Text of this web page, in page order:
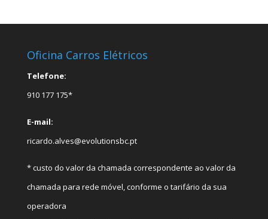
Oficina Carros Elétricos
Telefone:
910 177 175*
E-mail:
ricardo.alves@evolutionsbc.pt
* custo do valor da chamada correspondente ao valor da
chamada para rede móvel, conforme o tarifário da sua
operadora